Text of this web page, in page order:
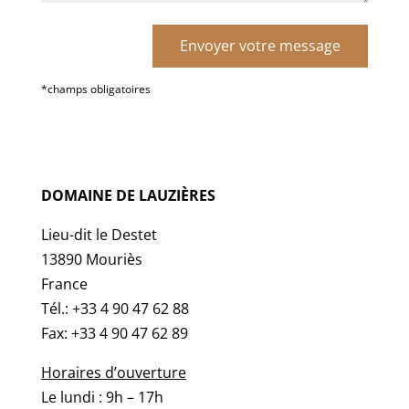
Envoyer votre message
*champs obligatoires
DOMAINE DE LAUZIÈRES
Lieu-dit le Destet
13890 Mouriès
France
Tél.: +33 4 90 47 62 88
Fax: +33 4 90 47 62 89
Horaires d’ouverture
Le lundi : 9h – 17h